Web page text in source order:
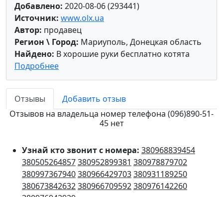
Добавлено: 2020-08-06 (293441)
Источник: www.olx.ua
Автор: продавец
Регион \ Город: Мариуполь, Донецкая область
Найдено: В хорошие руки бесплатно котята
Подробнее
Отзывы
Добавить отзыв
Отзывов на владельца номер телефона (096)890-51-
45 нет
Узнай кто звонит с номера: 380968839454
380505264857380952899381 380978879702
380997367940380966429703380931189250
380673842632380966709592380976142260